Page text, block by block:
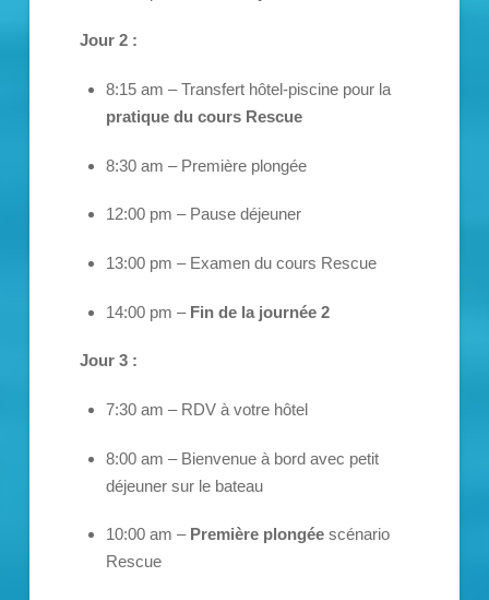
Jour 2 :
8:15 am – Transfert hôtel-piscine pour la
pratique du cours Rescue
8:30 am – Première plongée
12:00 pm – Pause déjeuner
13:00 pm – Examen du cours Rescue
14:00 pm – Fin de la journée 2
Jour 3 :
7:30 am – RDV à votre hôtel
8:00 am – Bienvenue à bord avec petit
déjeuner sur le bateau
10:00 am – Première plongéescénario
Rescue